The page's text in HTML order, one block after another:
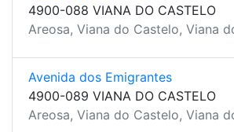
4900-088 VIANA DO CASTELO
Areosa, Viana do Castelo, Viana
Avenida dos Emigrantes
4900-089 VIANA DO CASTELO
Areosa, Viana do Castelo, Viana